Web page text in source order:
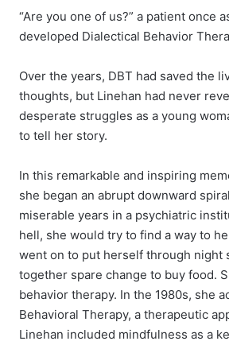
“Are you one of us?” a patient once
developed Dialectical Behavior
Over the years, DBT had saved the
thoughts, but Linehan had never
desperate struggles as a young
to tell her story.
In this remarkable and inspiring
she began an abrupt downward
miserable years in a psychiatric
hell, she would try to find a way to
went on to put herself through night
together spare change to buy food.
behavior therapy. In the 1980s, she
Behavioral Therapy, a therapeutic
Linehan included mindfulness as a